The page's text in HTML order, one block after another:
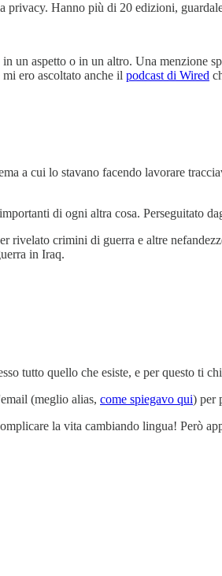
privacy. Hanno più di 20 edizioni,
un aspetto o in un altro. Una menzione
ero ascoltato anche il podcast di Wired
a cui lo stavano facendo lavorare
di ogni altra cosa. Perseguitato
rivelato crimini di guerra e altre
in Iraq.
tutto quello che esiste, e per questo ti
(meglio alias, come spiegavo qui) per
la vita cambiando lingua! Però